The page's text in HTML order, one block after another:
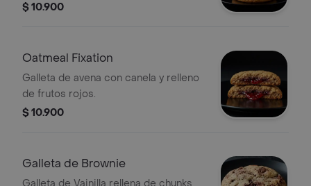
$ 10.900
Oatmeal Fixation
Galleta de avena con canela y relleno
de frutos rojos.
$ 10.900
Galleta de Brownie